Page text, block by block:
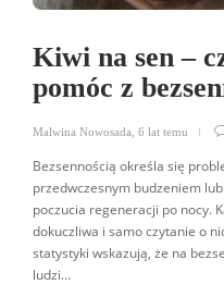
Kiwi na sen –
pomóc z
Malwina Nowosada 6 lat temu
Bezsennością określa się
przedwczesnym budzeniem
poczucia regeneracji po nocy.
dokuczliwa i samo czytanie o
statystyki wskazują, że na
ludzi...